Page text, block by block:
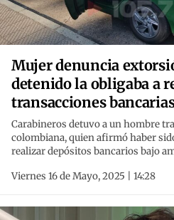
Mujer denuncia
detenido la obligaba a
transacciones
Carabineros detuvo a un hombre
colombiana, quien afirmó haber
realizar depósitos bancarios bajo
Viernes 16 de Mayo, 2025 | 14:28